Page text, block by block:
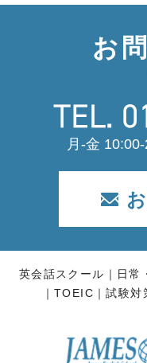
お
月-金
英会話スクール 日常
TOEIC
試験対